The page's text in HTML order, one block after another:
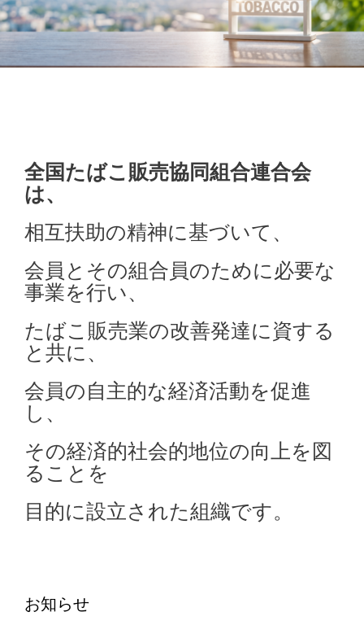
全国たばこ販売協同組合連合会
は、
相互扶助の精神に基づいて、
会員とその組合員のために必要な
事業を行い、
たばこ販売業の改善発達に資する
と共に、
会員の自主的な経済活動を促進
し、
その経済的社会的地位の向上を図
ることを
目的に設立された組織です。
お知らせ